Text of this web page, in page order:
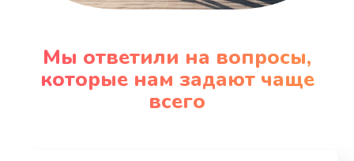
Мы ответили на вопросы,
которые нам задают чаще
всего